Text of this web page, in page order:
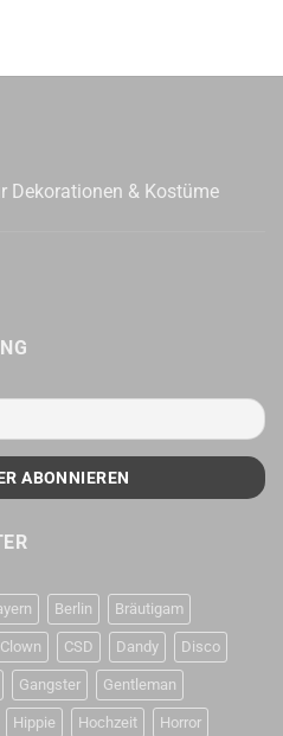
Dekorationen & Kostüme
Berlin Bräutigam
Clown CSD Dandy Disco
Gangster Gentleman
Hippie Hochzeit Horror